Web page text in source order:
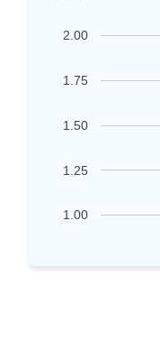
1.00
1.25
1.50
1.75
2.00